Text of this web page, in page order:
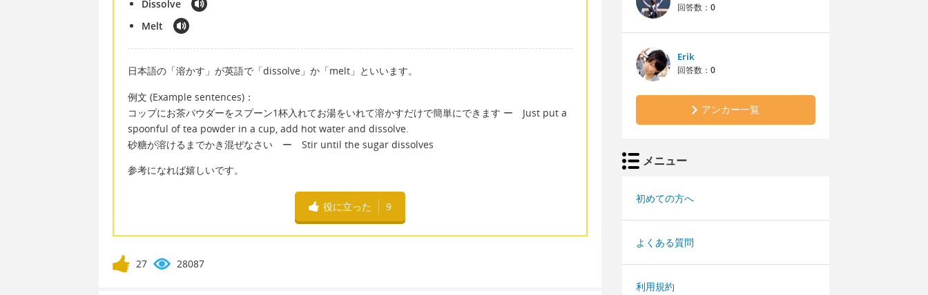
Dissolve
Melt
日本語の「溶かす」が英語で「dissolve」か「melt」といいます。
例文 (Example sentences)：
コップにお茶パウダーをスプーン1杯入れてお湯をいれて溶かすだけで簡単にできます ー Just put a
spoonful of tea powder in a cup, add hot water and dissolve.
砂糖が溶けるまでかき混ぜなさい ー Stir until the sugar dissolves
参考になれば嬉しいです。
役に立った 9
27 28087
回答数： 0
Erik
回答数： 0
アンカー一覧
メニュー
初めての方へ
よくある質問
利用規約